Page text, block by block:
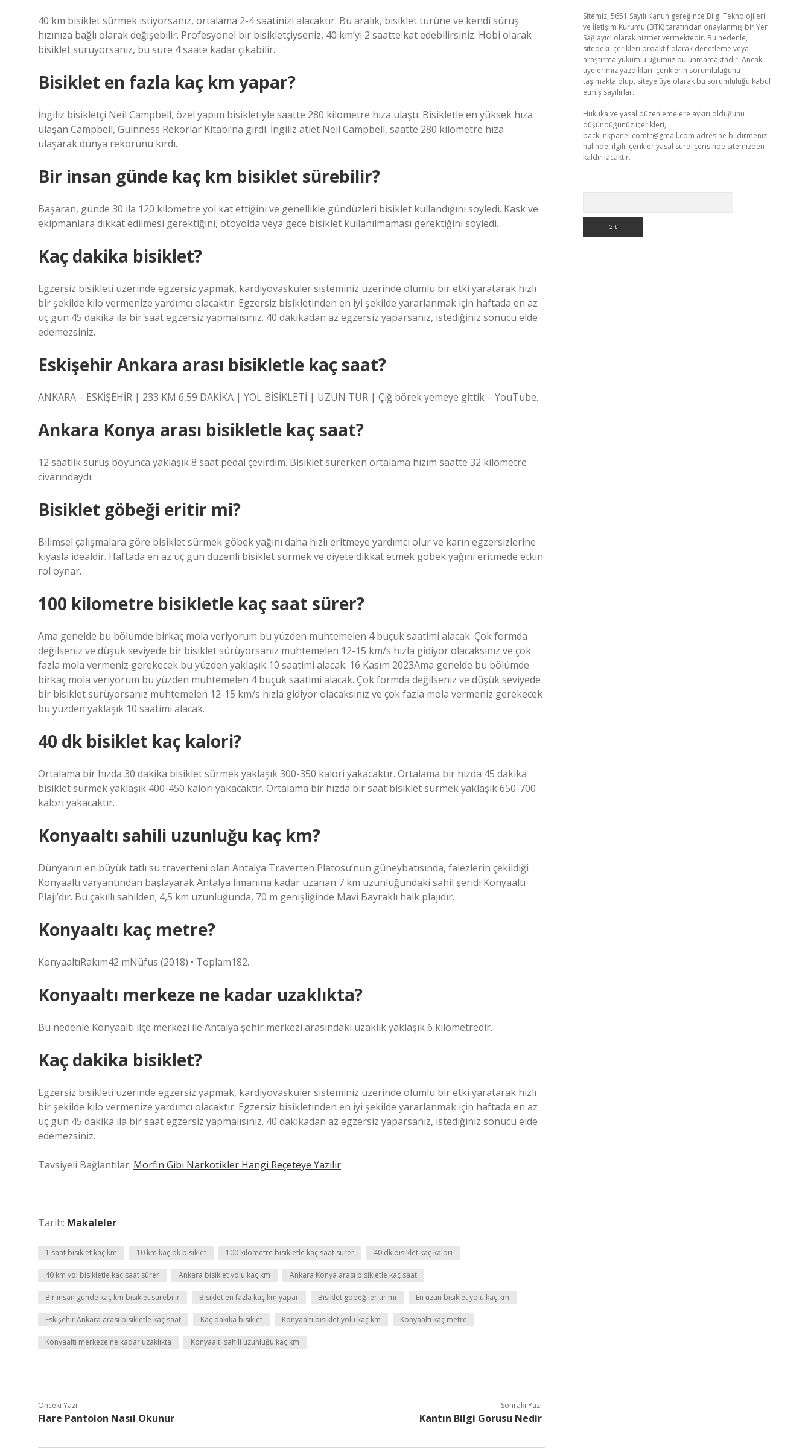
40 km bisiklet sürmek istiyorsanız, ortalama 2-4 saatinizi alacaktır. Bu aralık, bisiklet türüne ve kendi sürüş
hızınıza bağlı olarak değişebilir. Profesyonel bir bisikletçiyseniz, 40 km’yi 2 saatte kat edebilirsiniz. Hobi olarak
bisiklet sürüyorsanız, bu süre 4 saate kadar çıkabilir.
Bisiklet en fazla kaç km yapar?
İngiliz bisikletçi Neil Campbell, özel yapım bisikletiyle saatte 280 kilometre hıza ulaştı. Bisikletle en yüksek hıza
ulaşan Campbell, Guinness Rekorlar Kitabı’na girdi. İngiliz atlet Neil Campbell, saatte 280 kilometre hıza
ulaşarak dünya rekorunu kırdı.
Bir insan günde kaç km bisiklet sürebilir?
Başaran, günde 30 ila 120 kilometre yol kat ettiğini ve genellikle gündüzleri bisiklet kullandığını söyledi. Kask ve
ekipmanlara dikkat edilmesi gerektiğini, otoyolda veya gece bisiklet kullanılmaması gerektiğini söyledi.
Kaç dakika bisiklet?
Egzersiz bisikleti üzerinde egzersiz yapmak, kardiyovasküler sisteminiz üzerinde olumlu bir etki yaratarak hızlı
bir şekilde kilo vermenize yardımcı olacaktır. Egzersiz bisikletinden en iyi şekilde yararlanmak için haftada en az
üç gün 45 dakika ila bir saat egzersiz yapmalısınız. 40 dakikadan az egzersiz yaparsanız, istediğiniz sonucu elde
edemezsiniz.
Eskişehir Ankara arası bisikletle kaç saat?
ANKARA – ESKİŞEHİR | 233 KM 6,59 DAKİKA | YOL BİSİKLETİ | UZUN TUR | Çiğ börek yemeye gittik – YouTube.
Ankara Konya arası bisikletle kaç saat?
12 saatlik sürüş boyunca yaklaşık 8 saat pedal çevirdim. Bisiklet sürerken ortalama hızım saatte 32 kilometre
civarındaydı.
Bisiklet göbeği eritir mi?
Bilimsel çalışmalara göre bisiklet sürmek göbek yağını daha hızlı eritmeye yardımcı olur ve karın egzersizlerine
kıyasla idealdir. Haftada en az üç gün düzenli bisiklet sürmek ve diyete dikkat etmek göbek yağını eritmede etkin
rol oynar.
100 kilometre bisikletle kaç saat sürer?
Ama genelde bu bölümde birkaç mola veriyorum bu yüzden muhtemelen 4 buçuk saatimi alacak. Çok formda
değilseniz ve düşük seviyede bir bisiklet sürüyorsanız muhtemelen 12-15 km/s hızla gidiyor olacaksınız ve çok
fazla mola vermeniz gerekecek bu yüzden yaklaşık 10 saatimi alacak. 16 Kasım 2023Ama genelde bu bölümde
birkaç mola veriyorum bu yüzden muhtemelen 4 buçuk saatimi alacak. Çok formda değilseniz ve düşük seviyede
bir bisiklet sürüyorsanız muhtemelen 12-15 km/s hızla gidiyor olacaksınız ve çok fazla mola vermeniz gerekecek
bu yüzden yaklaşık 10 saatimi alacak.
40 dk bisiklet kaç kalori?
Ortalama bir hızda 30 dakika bisiklet sürmek yaklaşık 300-350 kalori yakacaktır. Ortalama bir hızda 45 dakika
bisiklet sürmek yaklaşık 400-450 kalori yakacaktır. Ortalama bir hızda bir saat bisiklet sürmek yaklaşık 650-700
kalori yakacaktır.
Konyaaltı sahili uzunluğu kaç km?
Dünyanın en büyük tatlı su traverteni olan Antalya Traverten Platosu’nun güneybatısında, falezlerin çekildiği
Konyaaltı varyantından başlayarak Antalya limanına kadar uzanan 7 km uzunluğundaki sahil şeridi Konyaaltı
Plajı’dır. Bu çakıllı sahilden; 4,5 km uzunluğunda, 70 m genişliğinde Mavi Bayraklı halk plajıdır.
Konyaaltı kaç metre?
KonyaaltıRakım42 mNüfus (2018) • Toplam182.
Konyaaltı merkeze ne kadar uzaklıkta?
Bu nedenle Konyaaltı ilçe merkezi ile Antalya şehir merkezi arasındaki uzaklık yaklaşık 6 kilometredir.
Kaç dakika bisiklet?
Egzersiz bisikleti üzerinde egzersiz yapmak, kardiyovasküler sisteminiz üzerinde olumlu bir etki yaratarak hızlı
bir şekilde kilo vermenize yardımcı olacaktır. Egzersiz bisikletinden en iyi şekilde yararlanmak için haftada en az
üç gün 45 dakika ila bir saat egzersiz yapmalısınız. 40 dakikadan az egzersiz yaparsanız, istediğiniz sonucu elde
edemezsiniz.
Tavsiyeli Bağlantılar: Morfin Gibi Narkotikler Hangi Reçeteye Yazılır
Tarih: Makaleler
1 saat bisiklet kaç km 10 km kaç dk bisiklet 100 kilometre bisikletle kaç saat sürer 40 dk bisiklet kaç kalori
40 km yol bisikletle kaç saat sürer Ankara bisiklet yolu kaç km Ankara Konya arası bisikletle kaç saat
Bir insan günde kaç km bisiklet sürebilir Bisiklet en fazla kaç km yapar Bisiklet göbeği eritir mi En uzun bisiklet yolu kaç km
Eskişehir Ankara arası bisikletle kaç saat Kaç dakika bisiklet Konyaaltı bisiklet yolu kaç km Konyaaltı kaç metre
Konyaaltı merkeze ne kadar uzaklıkta Konyaaltı sahili uzunluğu kaç km
Önceki Yazı
Flare Pantolon Nasıl Okunur
Sonraki Yazı
Kantın Bilgi Gorusu Nedir
Sitemiz, 5651 Sayılı Kanun gereğince Bilgi Teknolojileri
ve İletişim Kurumu (BTK) tarafından onaylanmış bir Yer
Sağlayıcı olarak hizmet vermektedir. Bu nedenle,
sitedeki içerikleri proaktif olarak denetleme veya
araştırma yükümlülüğümüz bulunmamaktadır. Ancak,
üyelerimiz yazdıkları içeriklerin sorumluluğunu
taşımakta olup, siteye üye olarak bu sorumluluğu kabul
etmiş sayılırlar.
Hukuka ve yasal düzenlemelere aykırı olduğunu
düşündüğünüz içerikleri,
backlinkpanelicomtr@gmail.com adresine bildirmeniz
halinde, ilgili içerikler yasal süre içerisinde sitemizden
kaldırılacaktır.